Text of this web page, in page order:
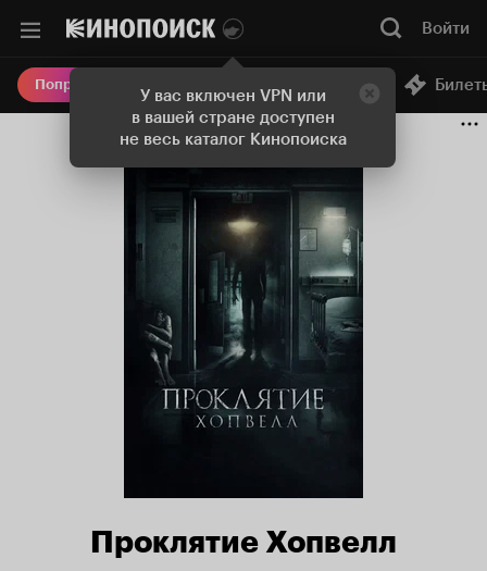
У вас включен VPN или
в вашей стране доступен
не весь каталог Кинопоиска
Войти
Попробовать Плюс Онлайн-кинотеатр
Проклятие Хопвелл